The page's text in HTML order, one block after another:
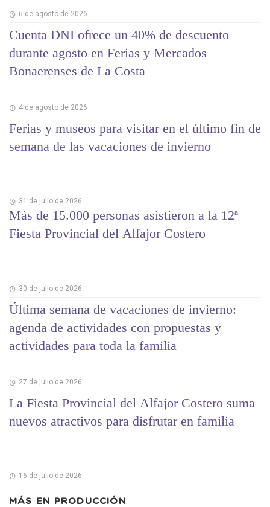
6 de agosto de 2026
Cuenta DNI ofrece un 40% de descuento
durante agosto en Ferias y Mercados
Bonaerenses de La Costa
4 de agosto de 2026
Ferias y museos para visitar en el último fin de
semana de las vacaciones de invierno
31 de julio de 2026
Más de 15.000 personas asistieron a la 12ª
Fiesta Provincial del Alfajor Costero
30 de julio de 2026
Última semana de vacaciones de invierno:
agenda de actividades con propuestas y
actividades para toda la familia
27 de julio de 2026
La Fiesta Provincial del Alfajor Costero suma
nuevos atractivos para disfrutar en familia
16 de julio de 2026
MÁS EN PRODUCCIÓN